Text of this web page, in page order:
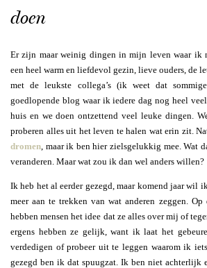
doen
Er zijn maar weinig dingen in mijn leven waar ik
een heel warm en liefdevol gezin, lieve ouders, de
met de leukste collega’s (ik weet dat
goedlopende blog waar ik iedere dag nog heel
huis en we doen ontzettend veel leuke dingen.
proberen alles uit het leven te halen wat erin zit.
dromen, maar ik ben hier zielsgelukkig mee. Wat
veranderen. Maar wat zou ik dan wel anders willen?
Ik heb het al eerder gezegd, maar komend jaar wil
meer aan te trekken van wat anderen zeggen. Op
hebben mensen het idee dat ze alles over mij of
ergens hebben ze gelijk, want ik laat het
verdedigen of probeer uit te leggen waarom ik
gezegd ben ik dat spuugzat. Ik ben niet achterlijk